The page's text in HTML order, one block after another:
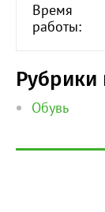
Время
работы:
Рубрики
Обувь